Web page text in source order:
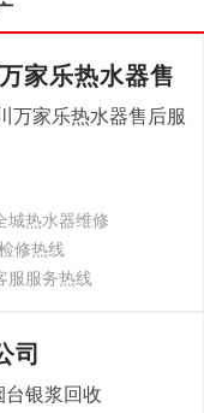
家乐热水器售
万家乐热水器售后服
城热水器维修
修热线
服服务热线
司
银浆回收